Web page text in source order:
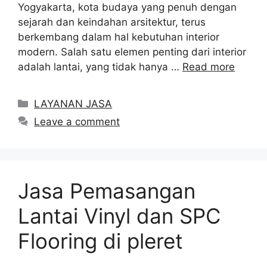
Yogyakarta, kota budaya yang penuh dengan
sejarah dan keindahan arsitektur, terus
berkembang dalam hal kebutuhan interior
modern. Salah satu elemen penting dari interior
adalah lantai, yang tidak hanya … Read more
Categories
LAYANAN JASA
Leave a comment
Jasa Pemasangan
Lantai Vinyl dan SPC
Flooring di pleret